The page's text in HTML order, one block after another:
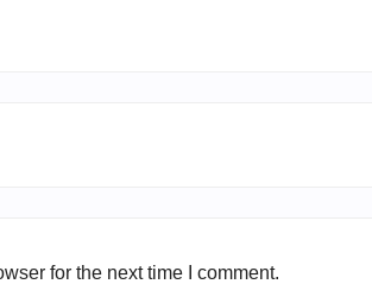
for the next time I comment.